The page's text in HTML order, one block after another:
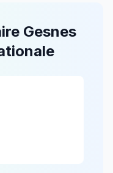
Gesnes